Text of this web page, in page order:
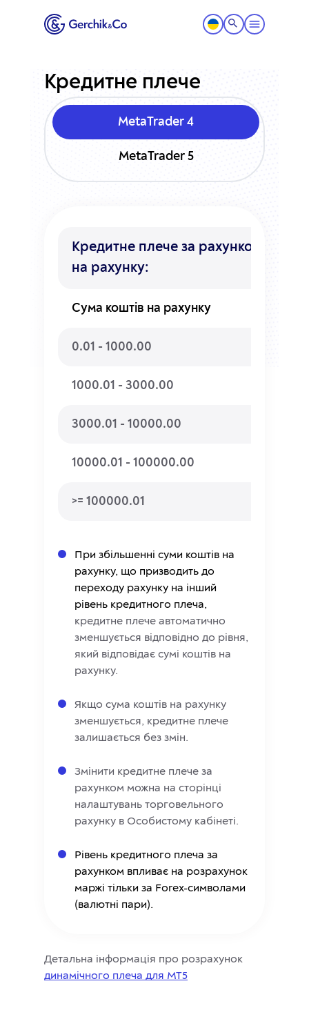
Кредитне плече
MetaTrader 4
MetaTrader 5
Кредитне плече за рахунком
на рахунку:
Сума коштів на рахунку
0.01 - 1000.00
1000.01 - 3000.00
3000.01 - 10000.00
10000.01 - 100000.00
>= 100000.01
При збільшенні суми коштів на
рахунку, що призводить до
переходу рахунку на інший
рівень кредитного плеча,
кредитне плече автоматично
зменшується відповідно до рівня,
який відповідає сумі коштів на
рахунку.
Якщо сума коштів на рахунку
зменшується, кредитне плече
залишається без змін.
Змінити кредитне плече за
рахунком можна на сторінці
налаштувань торговельного
рахунку в Особистому кабінеті.
Рівень кредитного плеча за
рахунком впливає на розрахунок
маржі тільки за Forex-символами
(валютні пари).
Детальна інформація про розрахунок
динамічного плеча для MT5